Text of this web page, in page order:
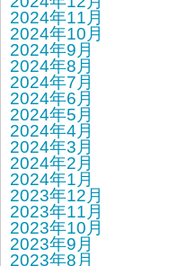
2024年11月
2024年10月
2024年9月
2024年8月
2024年7月
2024年6月
2024年5月
2024年4月
2024年3月
2024年2月
2024年1月
2023年12月
2023年11月
2023年10月
2023年9月
2023年8月